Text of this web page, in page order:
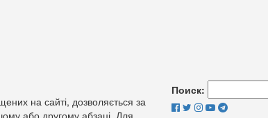
на сайті, дозволяється за
Поиск: